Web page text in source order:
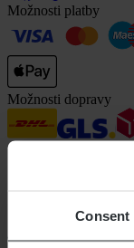
Consent
Možnosti platby
Možnosti dopravy